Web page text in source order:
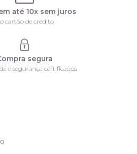
até 10x sem juros
cartão de crédito
segura
e segurança certificados